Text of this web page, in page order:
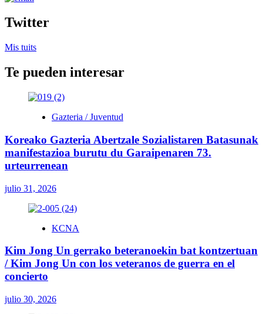
Twitter
Mis tuits
Te pueden interesar
Gazteria / Juventud
Koreako Gazteria Abertzale Sozialistaren Batasunak
manifestazioa burutu du Garaipenaren 73.
urteurrenean
julio 31, 2026
KCNA
Kim Jong Un gerrako beteranoekin bat kontzertuan
/ Kim Jong Un con los veteranos de guerra en el
concierto
julio 30, 2026